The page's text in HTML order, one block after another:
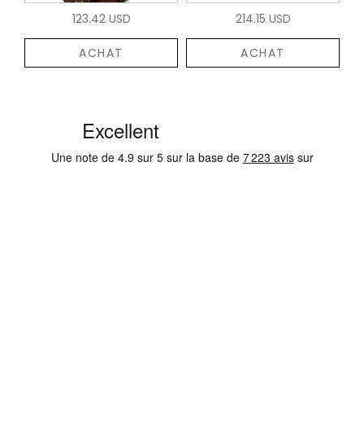
123.42 USD
ACHAT
214.15 USD
ACHAT